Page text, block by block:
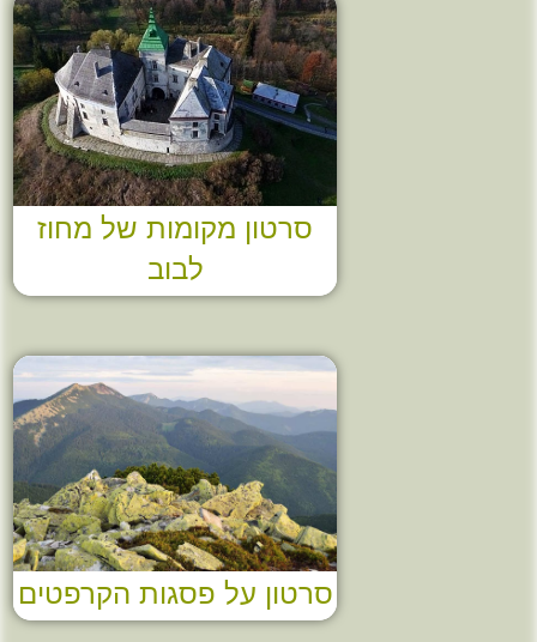
סרטון מקומות של מחוז
לבוב
סרטון על פסגות הקרפטים